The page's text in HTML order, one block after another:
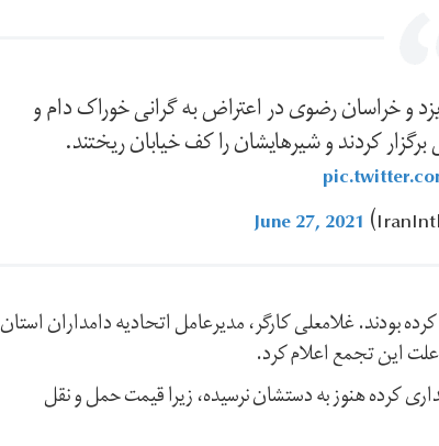
و خراسان رضوی در اعتراض به گرانی خوراک دام و
کردند و شیرهایشان را کف خیابان ریختند.
June 27, 2021
بودند. غلامعلی کارگر، مدیرعامل اتحادیه دامداران استان
این تجمع اعلام کرد.
کرده هنوز به دستشان نرسیده، زیرا قیمت حمل و نقل